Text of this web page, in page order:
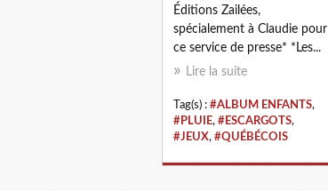
Éditions Zailées,
spécialement à Claudie pour
ce service de presse* *Les...
Lire la suite
Tag(s) : #ALBUM ENFANTS,
#PLUIE, #ESCARGOTS,
#JEUX, #QUÉBÉCOIS